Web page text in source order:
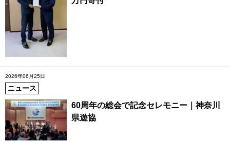
2026年06月25日
ニュース
60周年の総会で記念セレモニー｜神奈川
県遊協